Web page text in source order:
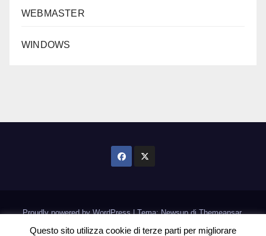
WEBMASTER
WINDOWS
Proudly powered by WordPress|Tema: Newsup diThemeansar.
Questo sito utilizza cookie di terze parti per migliorare